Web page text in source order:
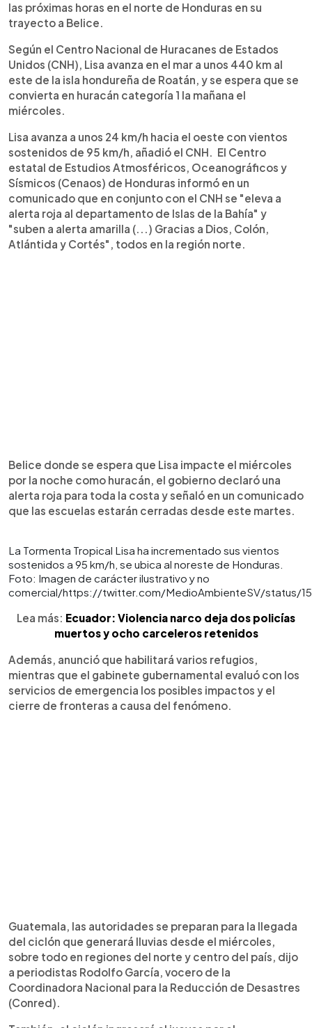
las próximas horas en el norte de Honduras en su
trayecto a Belice.
Según el Centro Nacional de Huracanes de Estados
Unidos (CNH), Lisa avanza en el mar a unos 440 km al
este de la isla hondureña de Roatán, y se espera que se
convierta en huracán categoría 1 la mañana el
miércoles.
Lisa avanza a unos 24 km/h hacia el oeste con vientos
sostenidos de 95 km/h, añadió el CNH. El Centro
estatal de Estudios Atmosféricos, Oceanográficos y
Sísmicos (Cenaos) de Honduras informó en un
comunicado que en conjunto con el CNH se "eleva a
alerta roja al departamento de Islas de la Bahía" y
"suben a alerta amarilla (...) Gracias a Dios, Colón,
Atlántida y Cortés", todos en la región norte.
Belice donde se espera que Lisa impacte el miércoles
por la noche como huracán, el gobierno declaró una
alerta roja para toda la costa y señaló en un comunicado
que las escuelas estarán cerradas desde este martes.
La Tormenta Tropical Lisa ha incrementado sus vientos
sostenidos a 95 km/h, se ubica al noreste de Honduras.
Foto: Imagen de carácter ilustrativo y no
comercial/https://twitter.com/MedioAmbienteSV/status/
Lea más: Ecuador: Violencia narco deja dos policías
muertos y ocho carceleros retenidos
Además, anunció que habilitará varios refugios,
mientras que el gabinete gubernamental evaluó con los
servicios de emergencia los posibles impactos y el
cierre de fronteras a causa del fenómeno.
Guatemala, las autoridades se preparan para la llegada
del ciclón que generará lluvias desde el miércoles,
sobre todo en regiones del norte y centro del país, dijo
a periodistas Rodolfo García, vocero de la
Coordinadora Nacional para la Reducción de Desastres
(Conred).